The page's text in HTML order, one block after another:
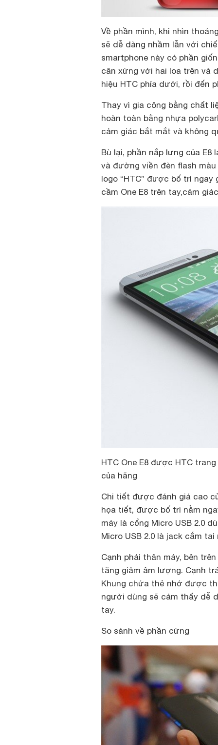
Về phần mình, khi nhìn
sẽ dễ dàng nhầm lẫn với
smartphone này có phần
cân xứng với hai loa trên và
hiệu HTC phía dưới, rồi đến
Thay vì gia công bằng chất
hoàn toàn bằng nhựa
cảm giác bắt mắt và không
Bù lại, phần nắp lưng của
và đường viền đèn flash
logo “HTC” được bố trí
cầm One E8 trên tay,cảm
HTC One E8 được HTC
của hãng
Chi tiết được đánh giá cao
họa tiết, được bố trí nằm
máy là cổng Micro USB 2.0
Micro USB 2.0 là jack cắm tai
Cạnh phải thân máy, bên
tăng giảm âm lượng. Cạnh
Khung chứa thẻ nhớ được
người dùng sẽ cảm thấy dễ
tay.
So sánh về phần cứng